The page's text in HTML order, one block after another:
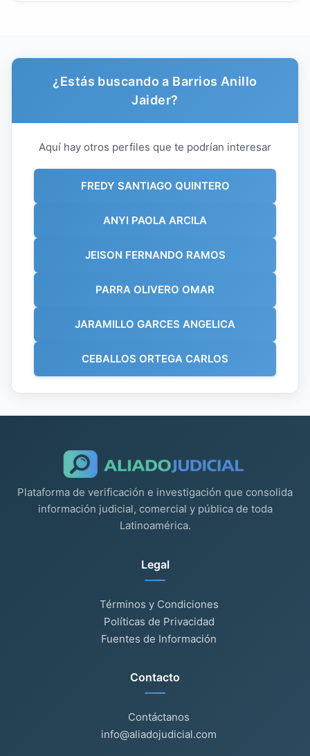
¿Estás buscando a Barrios Anillo
Jaider?
Aquí hay otros perfiles que te podrían interesar
FREDY SANTIAGO QUINTERO
ANYI PAOLA ARCILA
JEISON FERNANDO RAMOS
PARRA OLIVERO OMAR
JARAMILLO GARCES ANGELICA
CEBALLOS ORTEGA CARLOS
Plataforma de verificación e investigación que consolida
información judicial, comercial y pública de toda
Latinoamérica.
Legal
Términos y Condiciones
Políticas de Privacidad
Fuentes de Información
Contacto
Contáctanos
info@aliadojudicial.com